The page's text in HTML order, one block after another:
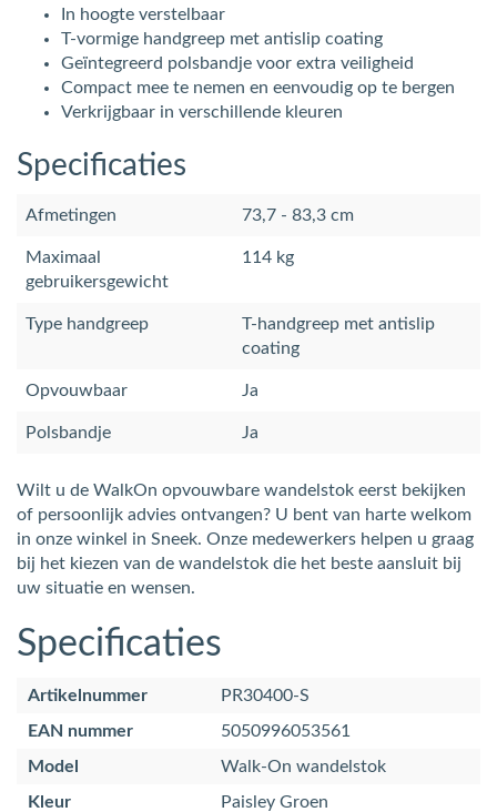
In hoogte verstelbaar
T-vormige handgreep met antislip coating
Geïntegreerd polsbandje voor extra veiligheid
Compact mee te nemen en eenvoudig op te bergen
Verkrijgbaar in verschillende kleuren
Specificaties
Afmetingen 73,7 - 83,3 cm
Maximaal
gebruikersgewicht
114 kg
Type handgreep
T-handgreep met antislip
coating
Opvouwbaar Ja
Polsbandje Ja
Wilt u de WalkOn opvouwbare wandelstok eerst bekijken
of persoonlijk advies ontvangen? U bent van harte welkom
in onze winkel in Sneek. Onze medewerkers helpen u graag
bij het kiezen van de wandelstok die het beste aansluit bij
uw situatie en wensen.
Specificaties
Artikelnummer
PR30400-S
EAN nummer
5050996053561
Model
Walk-On wandelstok
Kleur
Paisley Groen